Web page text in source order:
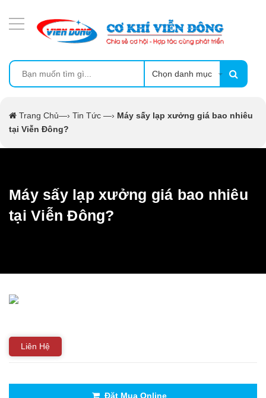
Chọn danh mục
Trang Chủ—› Tin Tức —› Máy sấy lạp xưởng giá bao nhiêu
tại Viễn Đông?
Máy sấy lạp xưởng giá bao nhiêu
tại Viễn Đông?
Liên Hệ
Đặt Mua Online
MÁY ÉP MÍA TẠO BỌT
MÁY RỬA BÁT SIÊU ÂM
CẨM NANG
MÁY CHẾ BIẾN THỰC PHẨM
THIẾT BỊ LÀM BÁNH